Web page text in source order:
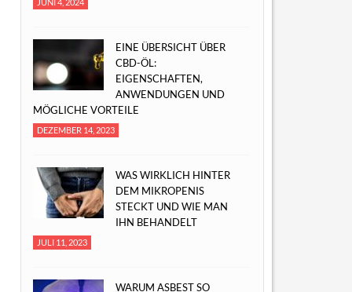
EINE ÜBERSICHT ÜBER
CBD-ÖL:
EIGENSCHAFTEN,
ANWENDUNGEN UND
MÖGLICHE VORTEILE
DEZEMBER 14, 2023
WAS WIRKLICH HINTER
DEM MIKROPENIS
STECKT UND WIE MAN
IHN BEHANDELT
JULI 11, 2023
WARUM ASBEST SO